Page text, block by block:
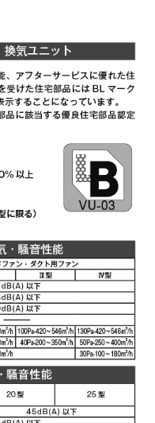
¥10,780（税抜価格 ￥
¥7,810（税抜価格 ￥
¥7,810（税抜価格 ￥
¥9,570（税抜価格 ￥
¥7,810（税抜価格 ￥
¥7,810（税抜価格 ￥
¥9,570（税抜価格 ￥
¥10,780（税抜価格 ￥